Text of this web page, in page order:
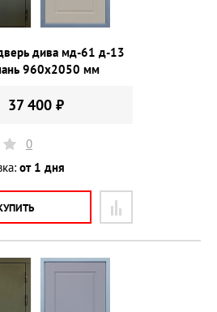
дива мд-61 д-13
960х2050 мм
37 400 ₽
0
от 1 дня